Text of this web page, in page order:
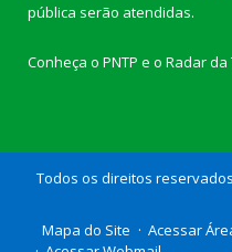
pública serão atendidas.
Conheça o PNTP e o Radar da
Todos os direitos
Mapa do Site
Acessar